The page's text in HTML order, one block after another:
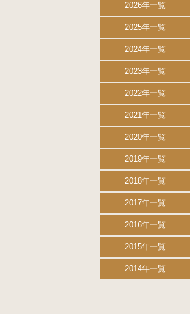
2026年一覧
2025年一覧
2024年一覧
2023年一覧
2022年一覧
2021年一覧
2020年一覧
2019年一覧
2018年一覧
2017年一覧
2016年一覧
2015年一覧
2014年一覧